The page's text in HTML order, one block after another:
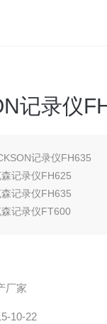
记录仪
记录仪FH635
记录仪FH625
记录仪FH635
记录仪FT600
记录仪FT630
记录仪FT640
厂家
10-22